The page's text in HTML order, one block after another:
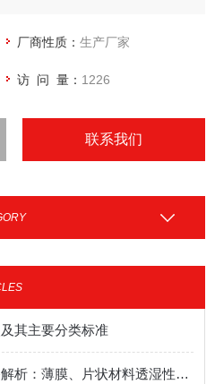
厂商性质：生产厂家
访 问 量： 1226
联系我们
其主要分类标准
水蒸气透过率测试仪设备解析：薄膜、片状材料透湿性能测试全面分析